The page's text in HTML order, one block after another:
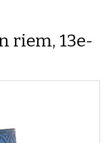
riem, 13e-